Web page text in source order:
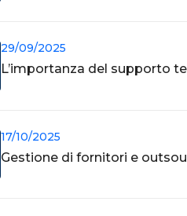
29/09/2025
L’importanza del supporto
17/10/2025
Gestione di fornitori e